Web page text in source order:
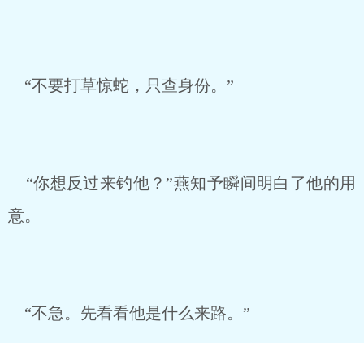
“不要打草惊蛇，只查身份。”
“你想反过来钓他？”燕知予瞬间明白了他的用
意。
“不急。先看看他是什么来路。”